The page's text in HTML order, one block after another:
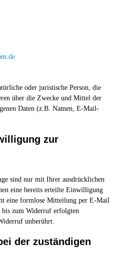
oder juristische Person, die
über die Zwecke und Mittel der
Daten (z.B. Namen, E-Mail-
zur
sind nur mit Ihrer ausdrücklichen
eine bereits erteilte Einwilligung
eine formlose Mitteilung per E-Mail
bis zum Widerruf erfolgten
unberührt.
der zuständigen